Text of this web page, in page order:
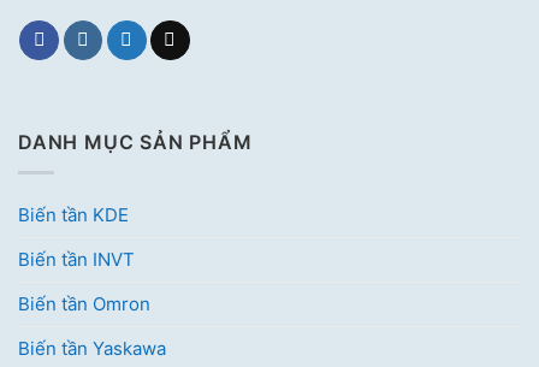
DANH MỤC SẢN PHẨM
Biến tần KDE
Biến tần INVT
Biến tần Omron
Biến tần Yaskawa